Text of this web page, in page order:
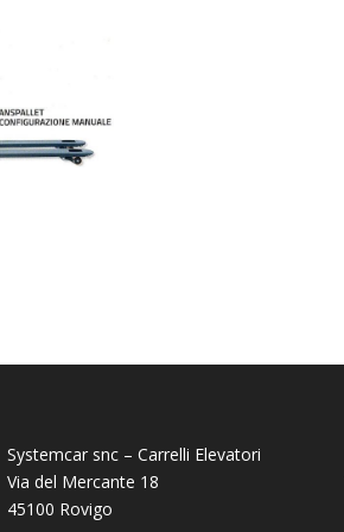
Systemcar snc – Carrelli Elevatori
Via del Mercante 18
45100 Rovigo